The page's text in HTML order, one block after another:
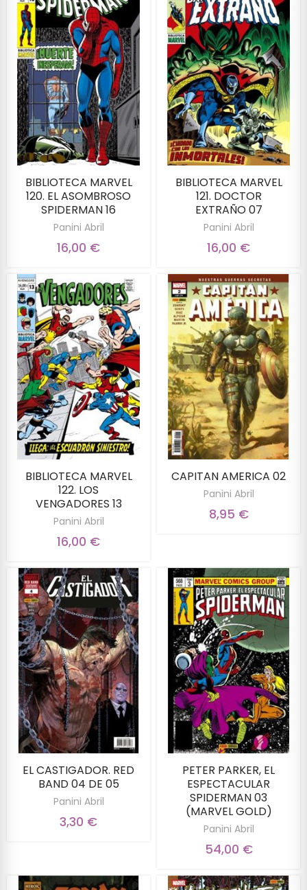
BIBLIOTECA MARVEL
120. EL ASOMBROSO
SPIDERMAN 16
Panini Abril
16,00 €
BIBLIOTECA MARVEL
121. DOCTOR
EXTRAÑO 07
Panini Abril
16,00 €
BIBLIOTECA MARVEL
122. LOS
VENGADORES 13
Panini Abril
16,00 €
CAPITAN AMERICA 02
Panini Abril
8,95 €
EL CASTIGADOR. RED
BAND 04 DE 05
Panini Abril
3,30 €
PETER PARKER, EL
ESPECTACULAR
SPIDERMAN 03
(MARVEL GOLD)
Panini Abril
54,00 €